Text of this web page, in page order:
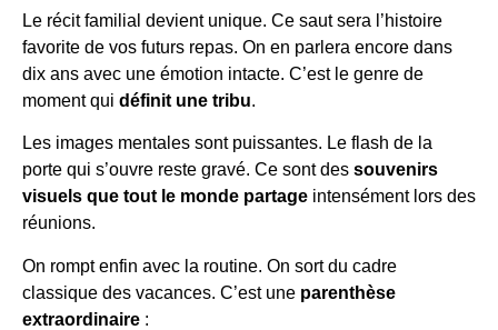
Le récit familial devient unique. Ce saut sera l’histoire
favorite de vos futurs repas. On en parlera encore dans
dix ans avec une émotion intacte. C’est le genre de
moment qui définit une tribu.
Les images mentales sont puissantes. Le flash de la
porte qui s’ouvre reste gravé. Ce sont des souvenirs
visuels que tout le monde partage intensément lors des
réunions.
On rompt enfin avec la routine. On sort du cadre
classique des vacances. C’est une parenthèse
extraordinaire :